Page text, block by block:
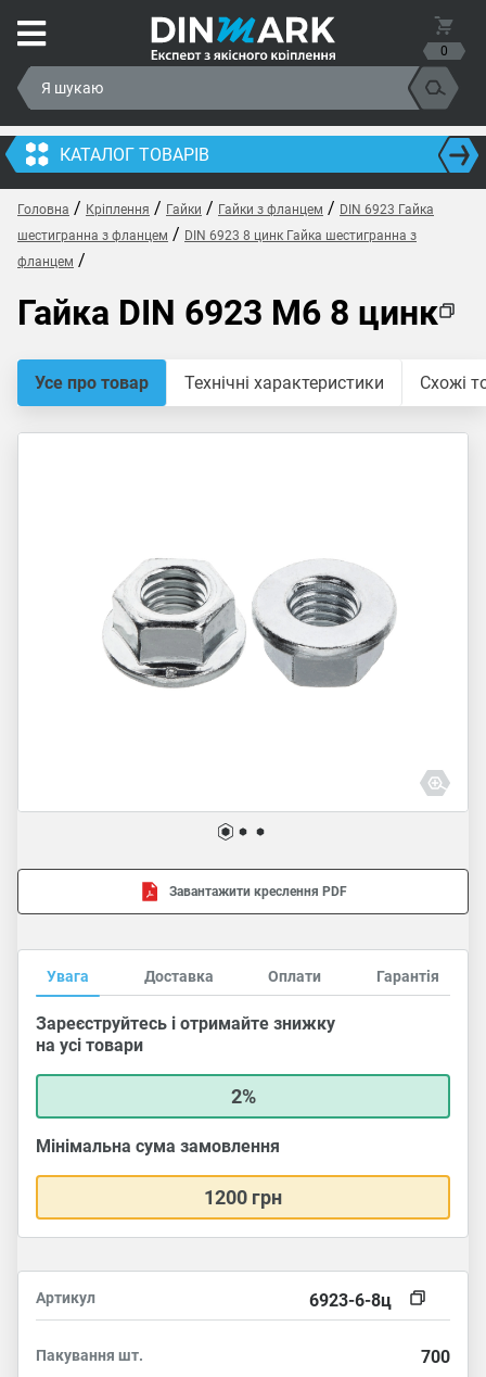
0
КАТАЛОГ ТОВАРІВ
Головна / Кріплення / Гайки / Гайки з фланцем / DIN 6923 Гайка
шестигранна з фланцем / DIN 6923 8 цинк Гайка шестигранна з
фланцем /
Гайка DIN 6923 M6 8 цинк
Усе про товар Технічні характеристики Схожі
Завантажити креслення PDF
Увага Доставка Оплати Гарантія
Зареєструйтесь і отримайте знижку
на усі товари
2%
Мінімальна сума замовлення
1200 грн
Артикул 6923-6-8ц
Пакування шт. 700